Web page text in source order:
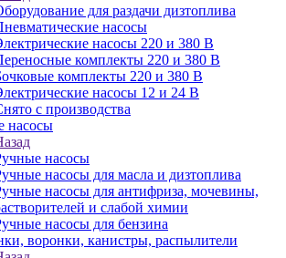
для раздачи дизтоплива
насосы
насосы 220 и 380 В
комплекты 220 и 380 В
комплекты 220 и 380 В
насосы 12 и 24 В
с производства
насосы
насосы
насосы для масла и дизтоплива
насосы для антифриза, мочевины,
и слабой химии
насосы для бензина
воронки, канистры, распылители